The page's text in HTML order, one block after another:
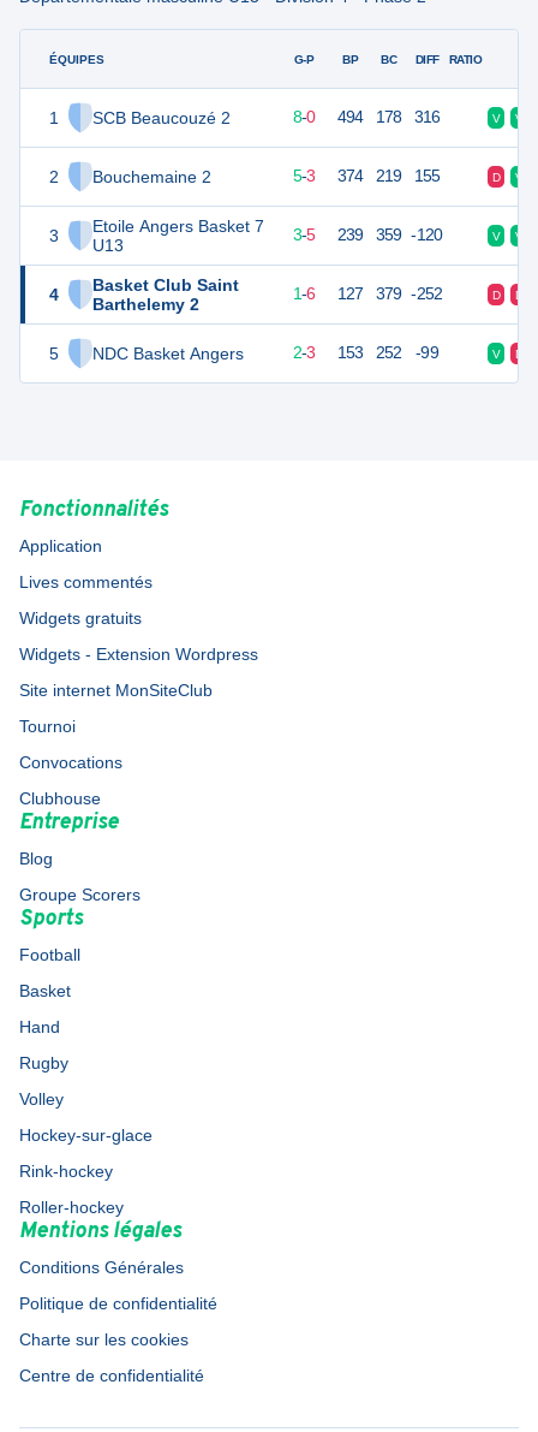
ÉQUIPES
1 SCB Beaucouzé 2
2 Bouchemaine 2
3
Etoile Angers Basket 7
U13
4
Basket Club Saint
Barthelemy 2
5 NDC Basket Angers
G-P BP BC DIFF RATIO
16 8-0 494 178 316 V V
5-3 374 219 155 D V
11 8 3-5 239 359 -120 V V
8 1-6 127 379 -252 D D
7 2-3 153 252 -99 V D
Fonctionnalités
Application
Lives commentés
Widgets gratuits
Widgets - Extension Wordpress
Site internet MonSiteClub
Tournoi
Convocations
Clubhouse
Entreprise
Blog
Groupe Scorers
Sports
Football
Basket
Hand
Rugby
Volley
Hockey-sur-glace
Rink-hockey
Roller-hockey
Mentions légales
Conditions Générales
Politique de confidentialité
Charte sur les cookies
Centre de confidentialité